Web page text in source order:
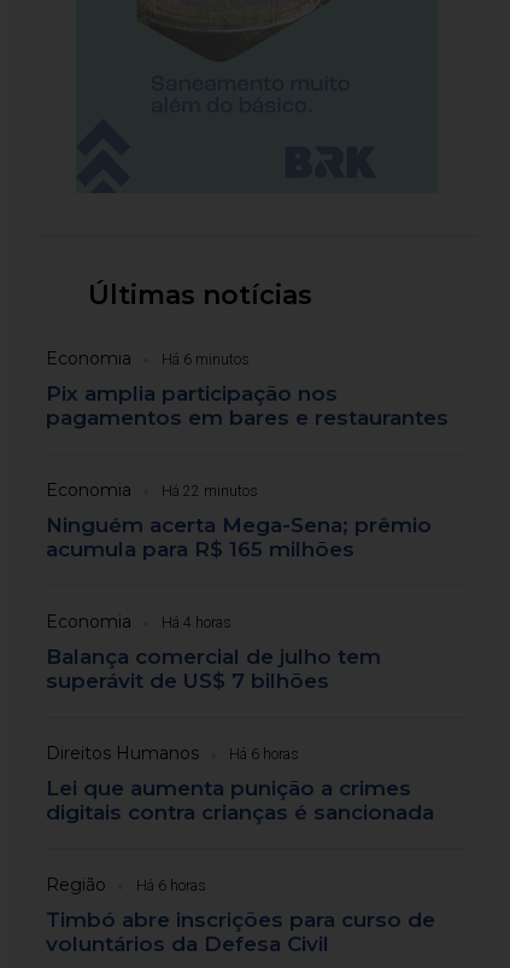
Últimas notícias
Economia Há 6 minutos
Pix amplia participação nos
pagamentos em bares e restaurantes
Economia Há 22 minutos
Ninguém acerta Mega-Sena; prêmio
acumula para R$ 165 milhões
Economia Há 4 horas
Balança comercial de julho tem
superávit de US$ 7 bilhões
Direitos Humanos Há 6 horas
Lei que aumenta punição a crimes
digitais contra crianças é sancionada
Região Há 6 horas
Timbó abre inscrições para curso de
voluntários da Defesa Civil